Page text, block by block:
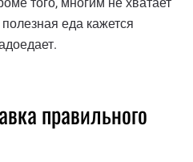
еда кажется
правильного